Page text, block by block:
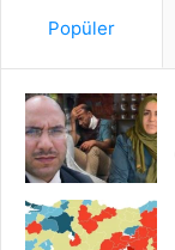
Popüler